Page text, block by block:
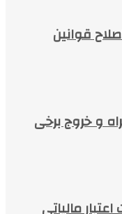
قوانین
و خروج برخی
مالیاتی